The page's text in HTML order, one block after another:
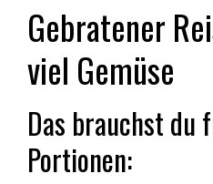
Gebratener
viel Gemüse
Das brauchst du
Portionen: